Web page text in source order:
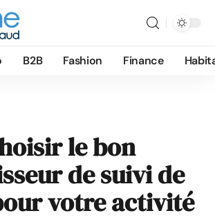
B2B Fashion Finance
le bon
de suivi de
votre activité